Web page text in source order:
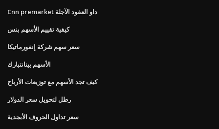
Cnn premarket داو العقود الآجلة
كيفية تقييم الأسهم بنس
سعر سهم شركة إنفورماتيكا
الأسهم بينانتبارك
كيف تجد الأسهم مع توزيعات الأرباح
رطل لتحويل سعر الدولار
سعر تداول الحروف الأبجدية